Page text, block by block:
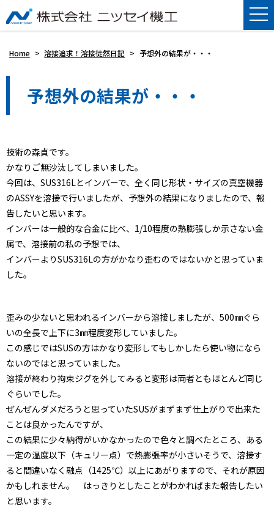
Home > 溶接追求！溶接徒然日記 > 予想外の結果が・・・
予想外の結果が・・・
技術の森貞です。
かなりご無沙汰してしまいました。
今回は、SUS316Lとインバーで、全く同じ形状・サイズの真空機器
のASSYを溶接で行いましたが、予想外の結果になりましたので、報
告したいと思います。
インバーは一般的な合金に比べ、1/10程度の熱膨張しか示さない金
属で、溶接前の私の予想では、
インバーよりSUS316Lの方がかなり歪むのではないかと思っていま
した。
歪みの少ないと思われるインバーから溶接しましたが、500㎜ぐら
いの全長で上下に3㎜程度変形していました。
この感じではSUSの方はかなり変形してもしかしたら使い物になら
ないのではと思っていました。
溶接が終わり拘束ジグを外してみると変形は両者ともほとんど同じ
ぐらいでした。
ぜんぜんダメだろうと思っていたSUSがまずまず仕上がりで出来た
ことは良かったんですが、
この結果に少々納得がいかなかったので色々と調べたところ、ある
一定の温度以下（キュリー点）で熱膨張率が小さいそうで、溶接す
ると間違いなく融点（1425℃）以上にあがりますので、それが原因
かもしれません。 はっきりとしたことがわかればまた報告したい
と思います。